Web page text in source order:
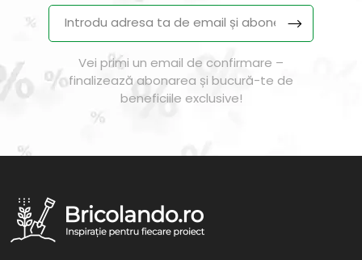
Vei primi un email de confirmare –
finalizează abonarea și bucură-te de
beneficiile exclusive!